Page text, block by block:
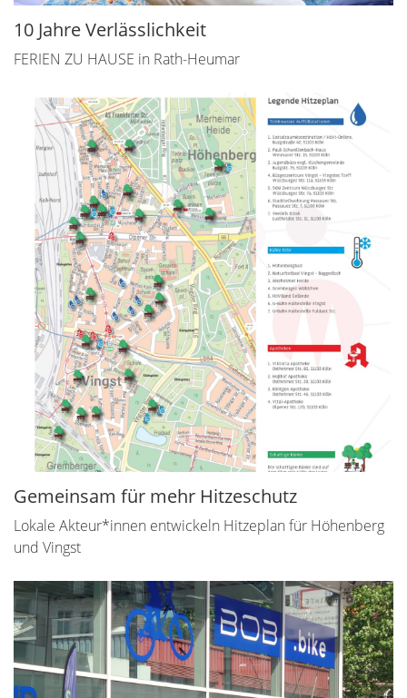
10 Jahre Verlässlichkeit
FERIEN ZU HAUSE in Rath-Heumar
Gemeinsam für mehr Hitzeschutz
Lokale Akteur*innen entwickeln Hitzeplan für Höhenberg
und Vingst